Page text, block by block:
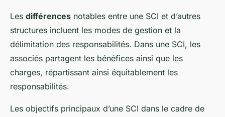
Les différences notables entre une SCI et d’autres
structures incluent les modes de gestion et la
délimitation des responsabilités. Dans une SCI, les
associés partagent les bénéfices ainsi que les
charges, répartissant ainsi équitablement les
responsabilités.
Les objectifs principaux d’une SCI dans le cadre de